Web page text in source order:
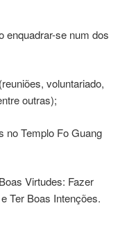
enquadrar-se num dos
voluntariado,
outras);
no Templo Fo Guang
Virtudes: Fazer
Ter Boas Intenções.